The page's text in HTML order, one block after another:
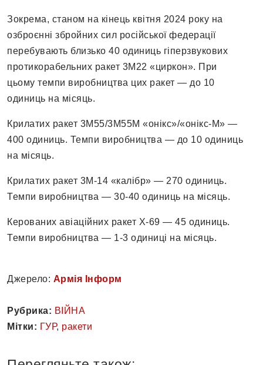
Зокрема, станом на кінець квітня 2024 року на
озброєнні збройних сил російської федерації
перебувають близько 40 одиниць гіперзвукових
протикорабельних ракет 3М22 «циркон». При
цьому темпи виробництва цих ракет — до 10
одиниць на місяць.
Крилатих ракет 3M55/3М55М «онікс»/«онікс-М» —
400 одиниць. Темпи виробництва — до 10 одиниць
на місяць.
Крилатих ракет 3М-14 «калібр» — 270 одиниць.
Темпи виробництва — 30-40 одиниць на місяць.
Керованих авіаційних ракет Х-69 — 45 одиниць.
Темпи виробництва — 1-3 одиниці на місяць.
Джерело: Армія Інформ
Рубрика: ВІЙНА
Мітки: ГУР, ракети